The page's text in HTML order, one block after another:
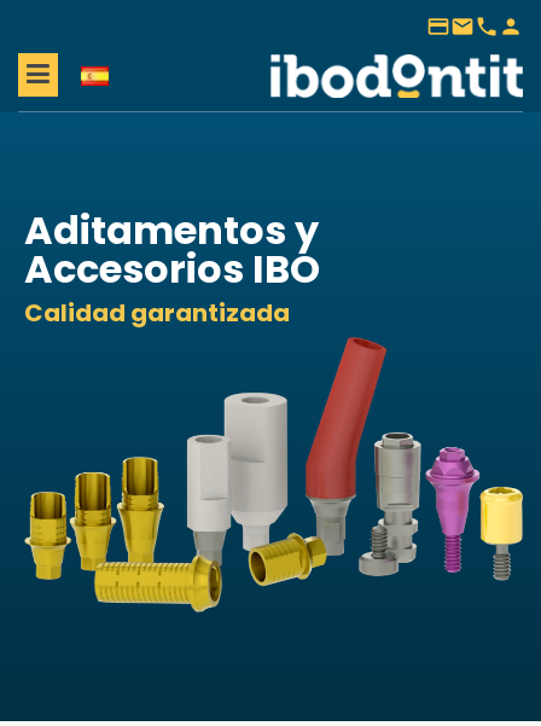
paymentmailphone person
Aditamentos y
Accesorios IBO
Calidad garantizada